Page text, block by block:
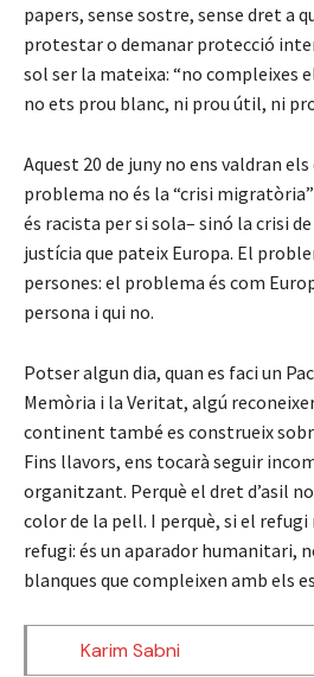
papers, sense sostre, sense dret a
protestar o demanar protecció
sol ser la mateixa: “no compleixes
no ets prou blanc, ni prou útil, ni
Aquest 20 de juny no ens valdran
problema no és la “crisi
és racista per si sola– sinó la crisi
justícia que pateix Europa. El
persones: el problema és com
persona i qui no.
Potser algun dia, quan es faci un
Memòria i la Veritat, algú
continent també es construeix
Fins llavors, ens tocarà seguir
organitzant. Perquè el dret d’asil
color de la pell. I perquè, si el refugi
refugi: és un aparador humanitari,
blanques que compleixen amb els
Karim Sabni